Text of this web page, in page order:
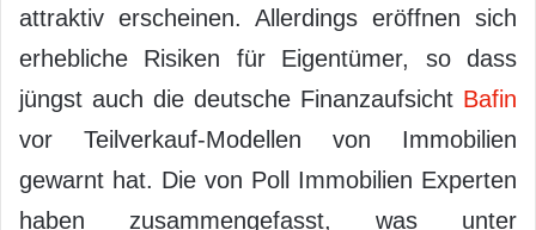
attraktiv erscheinen. Allerdings eröffnen sich
erhebliche Risiken für Eigentümer, so dass
jüngst auch die deutsche Finanzaufsicht Bafin
vor Teilverkauf-Modellen von Immobilien
gewarnt hat. Die von Poll Immobilien Experten
haben zusammengefasst, was unter